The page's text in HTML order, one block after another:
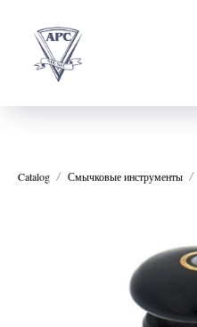
Catalog Смычковые инструменты